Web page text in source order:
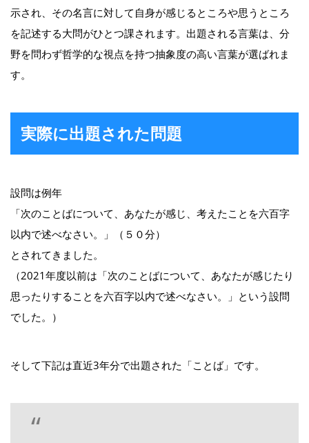
示され、その名言に対して自身が感じるところや思うところ
を記述する大問がひとつ課されます。出題される言葉は、分
野を問わず哲学的な視点を持つ抽象度の高い言葉が選ばれま
す。
実際に出題された問題
設問は例年
「次のことばについて、あなたが感じ、考えたことを六百字
以内で述べなさい。」（５０分）
とされてきました。
（2021年度以前は「次のことばについて、あなたが感じたり
思ったりすることを六百字以内で述べなさい。」という設問
でした。）
そして下記は直近3年分で出題された「ことば」です。